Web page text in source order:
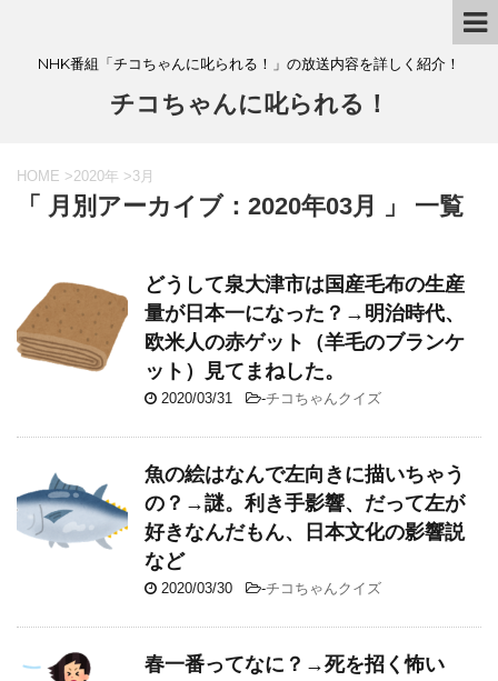
NHK番組「チコちゃんに叱られる！」の放送内容を詳しく紹介！
チコちゃんに叱られる！
HOME >2020年 >3月
「 月別アーカイブ：2020年03月 」 一覧
どうして泉大津市は国産毛布の生産
量が日本一になった？→明治時代、
欧米人の赤ゲット（羊毛のブランケ
ット）見てまねした。
2020/03/31 -チコちゃんクイズ
魚の絵はなんで左向きに描いちゃう
の？→謎。利き手影響、だって左が
好きなんだもん、日本文化の影響説
など
2020/03/30 -チコちゃんクイズ
春一番ってなに？→死を招く怖い